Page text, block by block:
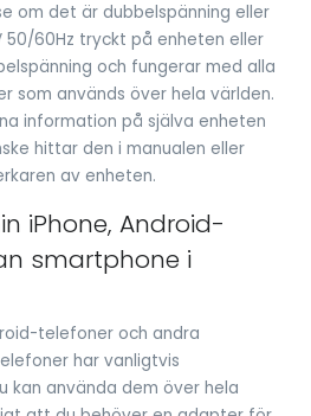
om det är dubbelspänning eller
50/60Hz tryckt på enheten eller
och fungerar med alla
som används över hela världen.
information på själva enheten
hittar den i manualen eller
av enheten.
iPhone, Android-
smartphone i
telefoner och andra
har vanligtvis
kan använda dem över hela